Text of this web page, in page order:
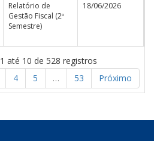
Relatório de
Gestão Fiscal (2º
Semestre)
18/06/2026
até 10 de 528 registros
4 5 … 53 Próximo